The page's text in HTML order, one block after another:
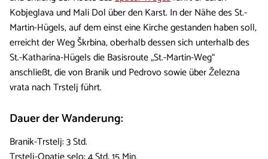
Kobjeglava und Mali Dol über den Karst. In der Nähe des St.-
Martin-Hügels, auf dem einst eine Kirche gestanden haben soll,
erreicht der Weg Škrbina, oberhalb dessen sich unterhalb des
St.-Katharina-Hügels die Basisroute „St.-Martin-Weg“
anschließt, die von Branik und Pedrovo sowie über Železna
vrata nach Trstelj führt.
Dauer der Wanderung:
Branik-Trstelj: 3 Std.